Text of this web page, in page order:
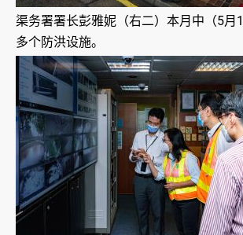
渠务署署长彭雅妮（右二）本月中（5月
多个防洪设施。